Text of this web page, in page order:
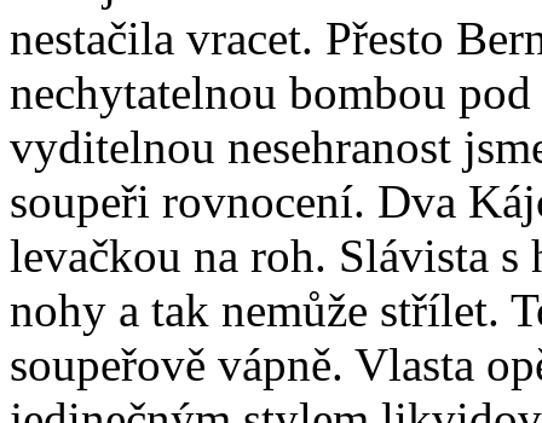
nestačila vracet. Přesto
nechytatelnou bombou
vyditelnou nesehranost
soupeři rovnocení. Dva
levačkou na roh. Slávista
nohy a tak nemůže střílet.
soupeřově vápně. Vlasta